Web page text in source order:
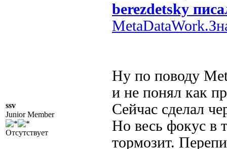
ssv
Junior Member
Отсутствует
berezdetsky
Ну по поводу
и не понял как
Сейчас сделал
Но весь фокус в
тормозит.